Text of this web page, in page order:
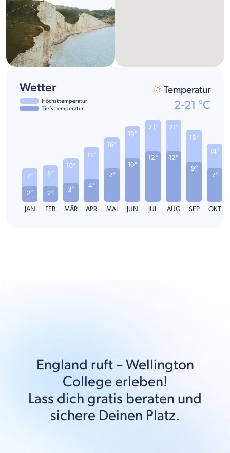
Wetter
Höchsttemperatur
Tiefsttemperatur
Temperatur
2-21 °C
2°
7°
JAN
2°
8°
FEB
3°
10°
MÄR
4°
13°
APR
7°
16°
MAI
10°
19°
JUN
12°
21°
JUL
12°
21°
AUG
9°
18°
SEP
7°
14°
OKT
England ruft –Wellington
College erleben!
Lass dich gratis beraten und
sichere Deinen Platz.